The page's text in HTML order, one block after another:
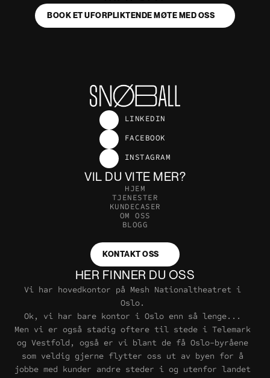
BOOK ET UFORPLIKTENDE MØTE MED OSS
LINKEDIN
FACEBOOK
INSTAGRAM
VIL DU VITE MER?
HJEM
TJENESTER
KUNDECASER
OM OSS
BLOGG
KONTAKT OSS
HER FINNER DU OSS
Vi har hovedkontor på Mesh Nationaltheatret i
Oslo.
Ok, vi har bare kontor i Oslo enn så lenge...
Men vi er også stadig oftere til stede i Telemark
og Vestfold, også er vi blant de få Oslo-byråene
som veldig gjerne flytter oss ut av byen for å
jobbe med kunder andre steder i og utenfor landet